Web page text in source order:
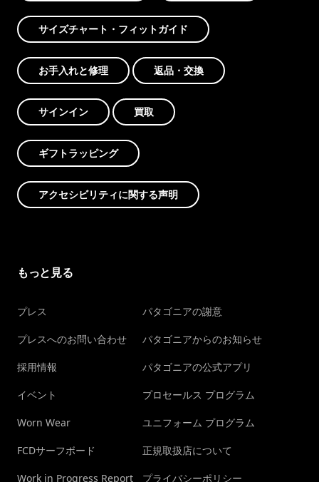
サイズチャート・フィットガイド
お手入れと修理 返品・交換
サインイン 買取
ギフトラッピング
アクセシビリティに関する声明
もっと見る
プレス
プレスへのお問い合わせ
採用情報
イベント
Worn Wear
FCDサーフボード
Work in Progress Report
パタゴニアの謝意
パタゴニアからのお知らせ
パタゴニアの公式アプリ
プロセールス プログラム
ユニフォーム プログラム
正規取扱店について
プライバシーポリシー